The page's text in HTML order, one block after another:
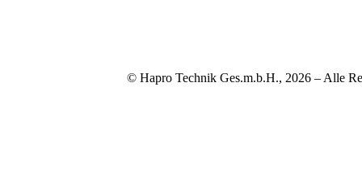
© Hapro Technik Ges.m.b.H., 2026 – Alle